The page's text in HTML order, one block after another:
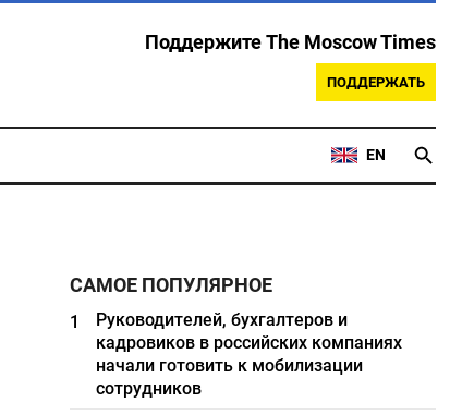
Поддержите The Moscow Times
ПОДДЕРЖАТЬ
EN
САМОЕ ПОПУЛЯРНОЕ
1
Руководителей, бухгалтеров и
кадровиков в российских компаниях
начали готовить к мобилизации
сотрудников